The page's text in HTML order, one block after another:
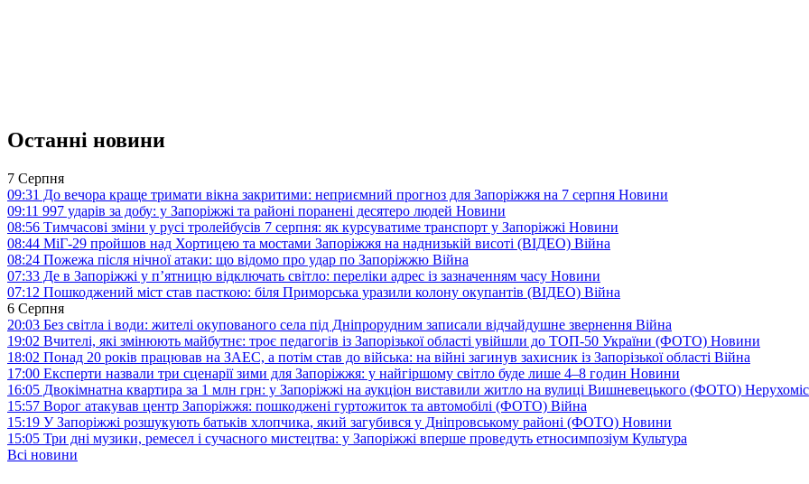
Останні новини
7 Серпня
09:31 До вечора краще тримати вікна закритими: неприємний прогноз для Запоріжжя на 7 серпня Новини
09:11 997 ударів за добу: у Запоріжжі та районі поранені десятеро людей Новини
08:56 Тимчасові зміни у русі тролейбусів 7 серпня: як курсуватиме транспорт у Запоріжжі Новини
08:44 МіГ-29 пройшов над Хортицею та мостами Запоріжжя на наднизькій висоті (ВІДЕО) Війна
08:24 Пожежа після нічної атаки: що відомо про удар по Запоріжжю Війна
07:33 Де в Запоріжжі у п’ятницю відключать світло: переліки адрес із зазначенням часу Новини
07:12 Пошкоджений міст став пасткою: біля Приморська уразили колону окупантів (ВІДЕО) Війна
6 Серпня
20:03 Без світла і води: жителі окупованого села під Дніпрорудним записали відчайдушне звернення Війна
19:02 Вчителі, які змінюють майбутнє: троє педагогів із Запорізької області увійшли до ТОП-50 України (ФОТО) Новини
18:02 Понад 20 років працював на ЗАЕС, а потім став до війська: на війні загинув захисник із Запорізької області Війна
17:00 Експерти назвали три сценарії зими для Запоріжжя: у найгіршому світло буде лише 4–8 годин Новини
16:05 Двокімнатна квартира за 1 млн грн: у Запоріжжі на аукціон виставили житло на вулиці Вишневецького (ФОТО)
15:57 Ворог атакував центр Запоріжжя: пошкоджені гуртожиток та автомобілі (ФОТО) Війна
15:19 У Запоріжжі розшукують батьків хлопчика, який загубився у Дніпровському районі (ФОТО) Новини
15:05 Три дні музики, ремесел і сучасного мистецтва: у Запоріжжі вперше проведуть етносимпозіум Культура
Всі новини